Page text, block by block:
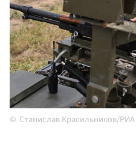
Станислав Красильников/